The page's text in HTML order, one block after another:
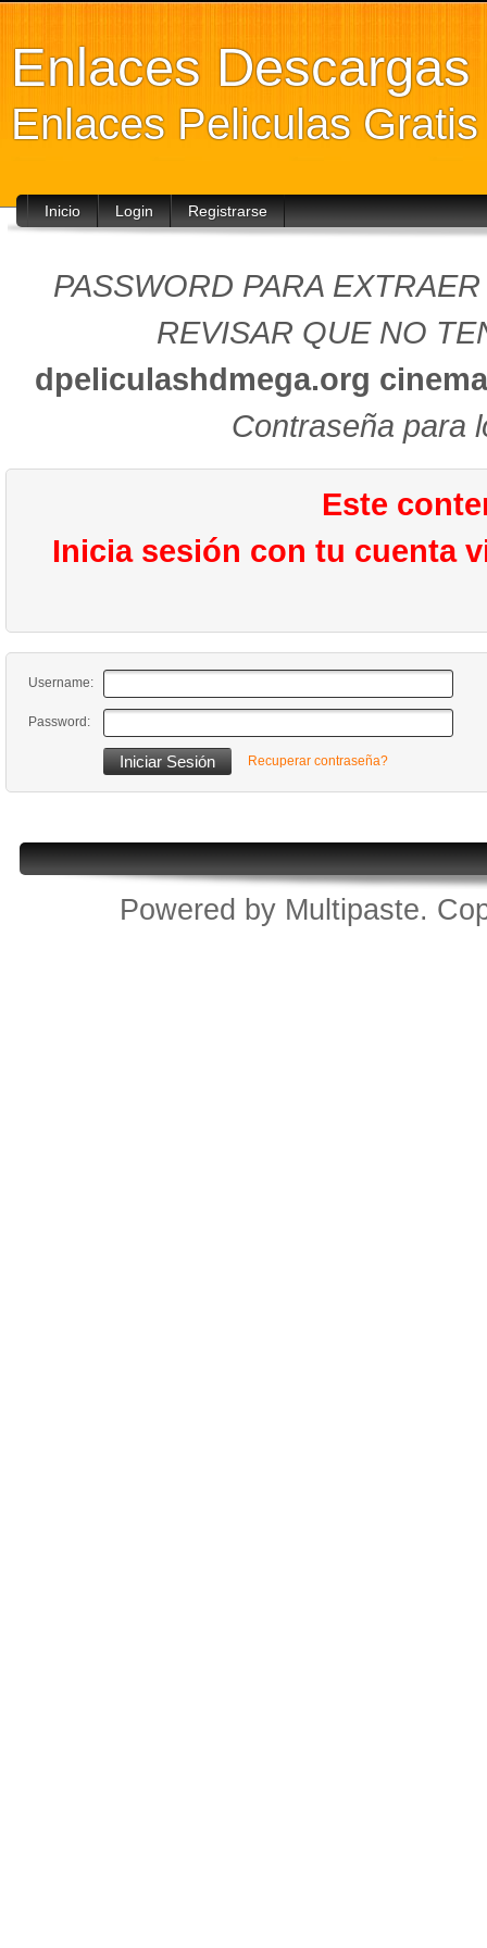
Enlaces
Enlaces Peliculas
Inicio Login Registrarse
PASSWORD PARA
REVISAR QUE NO
dpeliculashdmega.org
Contraseña para
Este
Inicia sesión con tu cuenta
Username:
Password:
Recuperar contraseña?
Powered by Multipaste.